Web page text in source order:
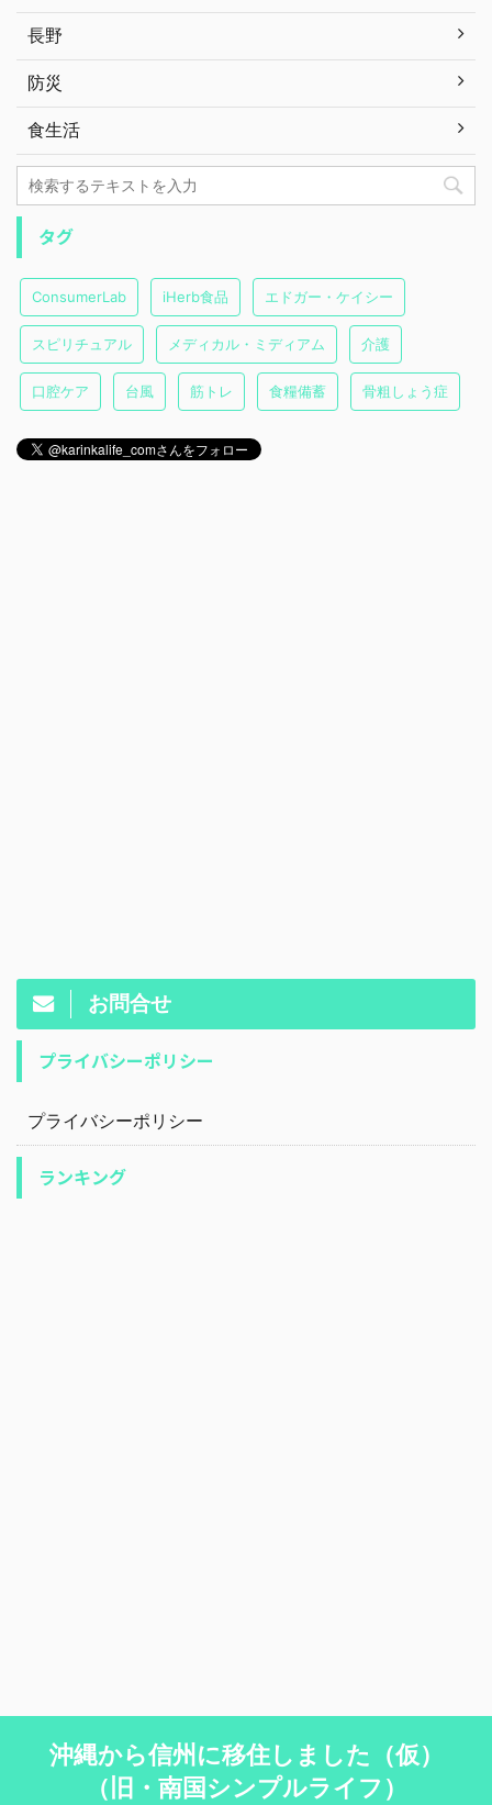
長野
防災
食生活
タグ
ConsumerLab iHerb食品 エドガー・ケイシー
スピリチュアル メディカル・ミディアム 介護
口腔ケア 台風 筋トレ 食糧備蓄 骨粗しょう症
お問合せ
プライバシーポリシー
プライバシーポリシー
ランキング
沖縄から信州に移住しました（仮）
（旧・南国シンプルライフ）